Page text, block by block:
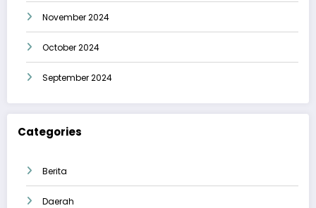
November 2024
October 2024
September 2024
Categories
Berita
Daerah